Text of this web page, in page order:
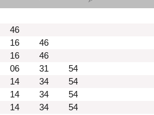
46
16
46
16
46
06 31
54
14 34
54
14 34
54
14 34
54